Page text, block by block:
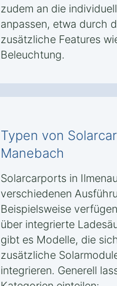
zudem an die
anpassen, etwa durch
zusätzliche Features
Beleuchtung.
Typen von
Manebach
Solarcarports in
verschiedenen
Beispielsweise
über integrierte
gibt es Modelle, die
zusätzliche
integrieren. Generell